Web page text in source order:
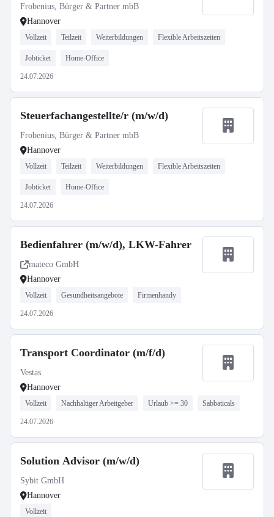
Frobenius, Bürger & Partner mbB
Hannover
Vollzeit Teilzeit Weiterbildungen Flexible Arbeitszeiten
Jobticket Home-Office
24.07.2026
Steuerfachangestellte/r (m/w/d)
Frobenius, Bürger & Partner mbB
Hannover
Vollzeit Teilzeit Weiterbildungen Flexible Arbeitszeiten
Jobticket Home-Office
24.07.2026
Bedienfahrer (m/w/d), LKW-Fahrer
mateco GmbH
Hannover
Vollzeit Gesundheitsangebote Firmenhandy
24.07.2026
Transport Coordinator (m/f/d)
Vestas
Hannover
Vollzeit Nachhaltiger Arbeitgeber Urlaub >= 30 Sabbaticals
24.07.2026
Solution Advisor (m/w/d)
Sybit GmbH
Hannover
Vollzeit